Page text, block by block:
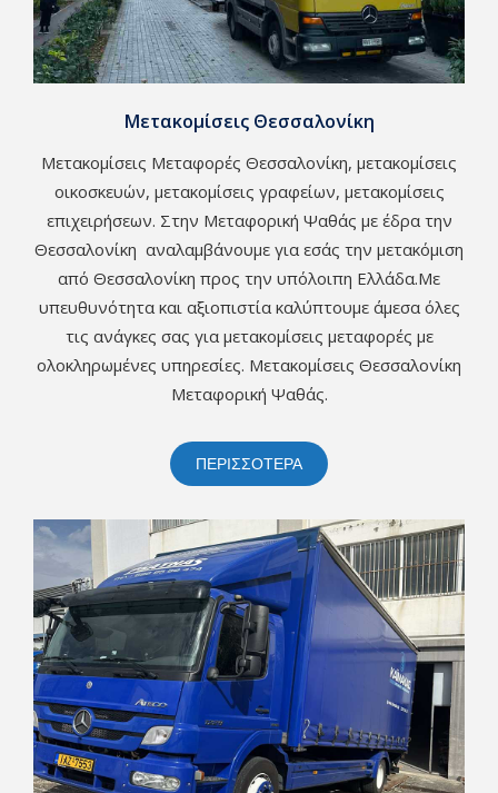
Μετακομίσεις Θεσσαλονίκη
Μετακομίσεις Μεταφορές Θεσσαλονίκη, μετακομίσεις
οικοσκευών, μετακομίσεις γραφείων, μετακομίσεις
επιχειρήσεων. Στην Μεταφορική Ψαθάς με έδρα την
Θεσσαλονίκη αναλαμβάνουμε για εσάς την μετακόμιση
από Θεσσαλονίκη προς την υπόλοιπη Ελλάδα.Με
υπευθυνότητα και αξιοπιστία καλύπτουμε άμεσα όλες
τις ανάγκες σας για μετακομίσεις μεταφορές με
ολοκληρωμένες υπηρεσίες. Μετακομίσεις Θεσσαλονίκη
Μεταφορική Ψαθάς.
ΠΕΡΙΣΣΟΤΕΡΑ